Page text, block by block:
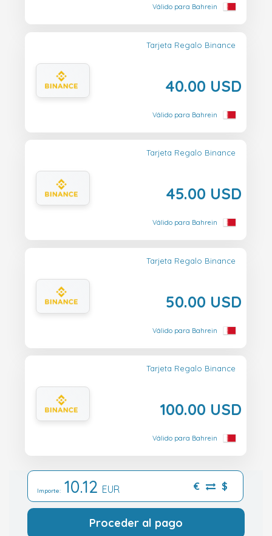
Válido para Bahrein
Tarjeta Regalo Binance
40.00 USD
Válido para Bahrein
Tarjeta Regalo Binance
45.00 USD
Válido para Bahrein
Tarjeta Regalo Binance
50.00 USD
Válido para Bahrein
Tarjeta Regalo Binance
100.00 USD
Válido para Bahrein
Importe: 10.12 EUR € $
Proceder al pago